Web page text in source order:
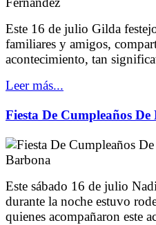
Este 16 de julio Gilda
familiares y amigos,
acontecimiento, tan
Leer más...
Fiesta De Cumpleaños
Este sábado 16 de julio
durante la noche estuvo
quienes acompañaron este